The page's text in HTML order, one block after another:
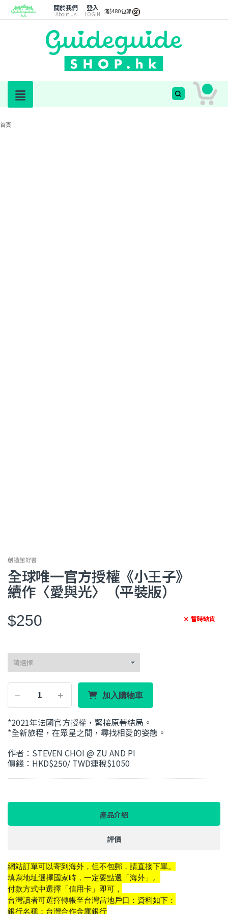
關於我們
About Us
登入
LOGIN 滿$480包郵
首頁
創造館好書
全球唯一官方授權《小王子》
續作〈愛與光〉（平裝版）
暫時缺貨
$250
加入購物車
*2021年法國官方授權，緊接原著結局。
*全新旅程，在眾星之間，尋找相愛的姿態。
作者：STEVEN CHOI @ ZU AND PI
價錢：HKD$250/ TWD連稅$1050
產品介紹
評價
網站訂單可以寄到海外，但不包郵，請直接下單。
填寫地址選擇國家時，一定要點選「海外」。
付款方式中選擇「信用卡」即可，
台灣讀者可選擇轉帳至台灣當地戶口：資料如下：
銀行名稱：台灣合作金庫銀行